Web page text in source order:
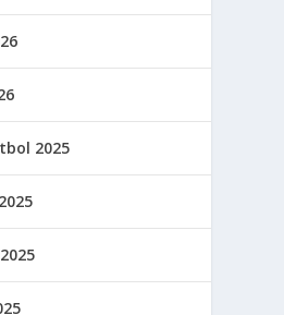
2025